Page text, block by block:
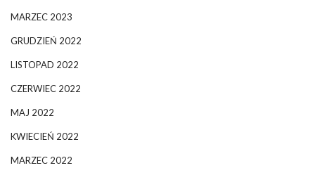
MARZEC 2023
GRUDZIEŃ 2022
LISTOPAD 2022
CZERWIEC 2022
MAJ 2022
KWIECIEŃ 2022
MARZEC 2022